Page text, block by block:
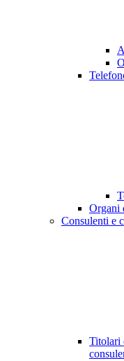
Organi
Consulenti e
Titolari